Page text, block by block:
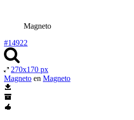
Magneto
#14922
270x170 px
Magneto en Magneto